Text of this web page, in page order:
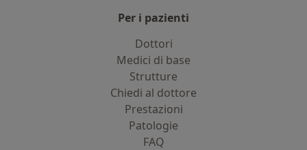
Per i pazienti
Dottori
Medici di base
Strutture
Chiedi al dottore
Prestazioni
Patologie
FAQ